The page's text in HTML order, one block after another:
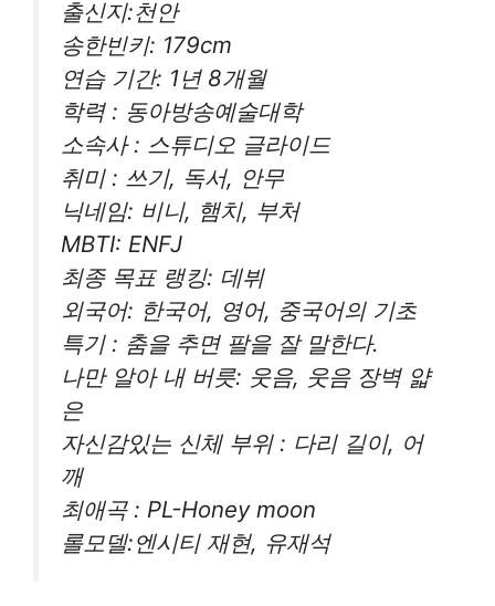
출신지:천안
송한빈키: 179cm
연습 기간: 1년 8개월
학력 : 동아방송예술대학
소속사 : 스튜디오 글라이드
취미 : 쓰기, 독서, 안무
닉네임: 비니, 햄치, 부처
MBTI: ENFJ
최종 목표 랭킹: 데뷔
외국어: 한국어, 영어, 중국어의 기초
특기 : 춤을 추면 팔을 잘 말한다.
나만 알아 내 버릇: 웃음, 웃음 장벽 얇
은
자신감있는 신체 부위 : 다리 길이, 어
깨
최애곡 : PL-Honey moon
롤모델:엔시티 재현, 유재석